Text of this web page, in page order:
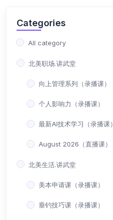
Categories
All category
北美职场.讲武堂
向上管理系列（录播课）
个人影响力（录播课）
最新AI技术学习（录播课）
August 2026（直播课）
北美生活.讲武堂
美本申请课（录播课）
垂钓技巧课（录播课）